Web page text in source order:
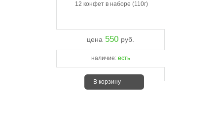
12 конфет в наборе (110г)
цена550 руб.
наличие: есть
В корзину